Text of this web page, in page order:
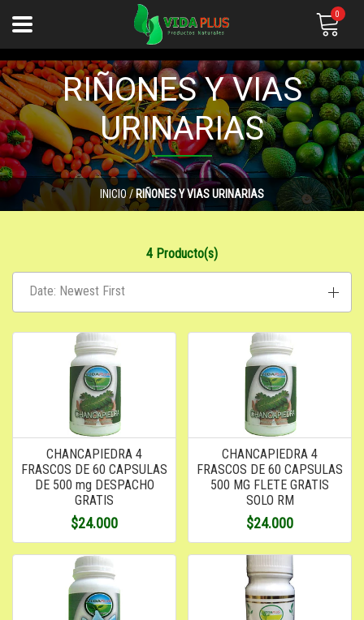
0
INICIO/RIÑONES Y VIAS URINARIAS
RIÑONES Y VIAS
URINARIAS
4 Producto(s)
Date: Newest First
CHANCAPIEDRA 4
FRASCOS DE 60 CAPSULAS
DE 500 mg DESPACHO
GRATIS
$24.000
CHANCAPIEDRA 4
FRASCOS DE 60 CAPSULAS
500 MG FLETE GRATIS
SOLO RM
$24.000